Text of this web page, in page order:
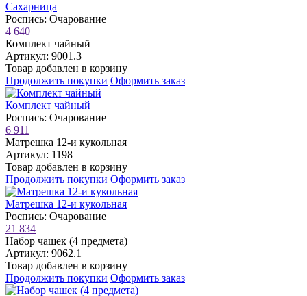
Сахарница
Роспись: Очарование
4 640
Комплект чайный
Артикул: 9001.3
Товар добавлен в корзину
Продолжить покупки Оформить заказ
Комплект чайный
Роспись: Очарование
6 911
Матрешка 12-и кукольная
Артикул: 1198
Товар добавлен в корзину
Продолжить покупки Оформить заказ
Матрешка 12-и кукольная
Роспись: Очарование
21 834
Набор чашек (4 предмета)
Артикул: 9062.1
Товар добавлен в корзину
Продолжить покупки Оформить заказ